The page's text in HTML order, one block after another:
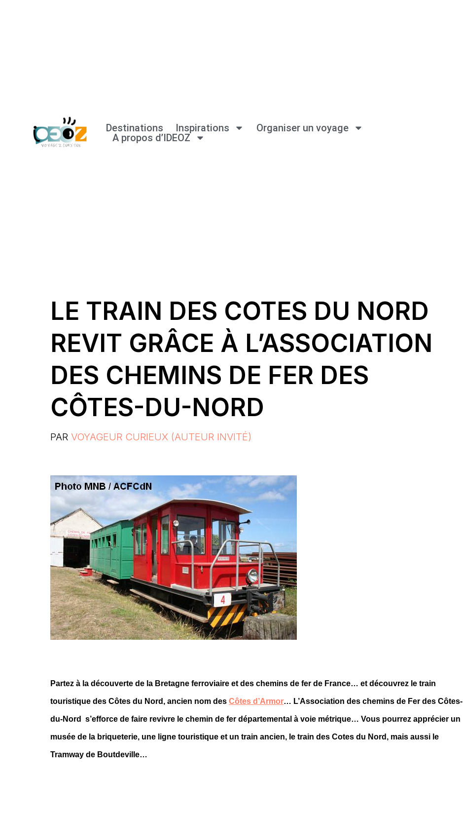
Destinations Inspirations
Organiser un voyage
A propos d’IDEOZ
LE TRAIN DES COTES DU NORD
REVIT GRÂCE À L’ASSOCIATION
DES CHEMINS DE FER DES
CÔTES-DU-NORD
PAR VOYAGEUR CURIEUX (AUTEUR INVITÉ)
Partez à la découverte de la Bretagne ferroviaire et des chemins de fer de France… et découvrez le train
touristique des Côtes du Nord, ancien nom des Côtes d’Armor… L’Association des chemins de Fer des Côtes-
du-Nord s’efforce de faire revivre le chemin de fer départemental à voie métrique… Vous pourrez apprécier un
musée de la briqueterie, une ligne touristique et un train ancien, le train des Cotes du Nord, mais aussi le
Tramway de Boutdeville…